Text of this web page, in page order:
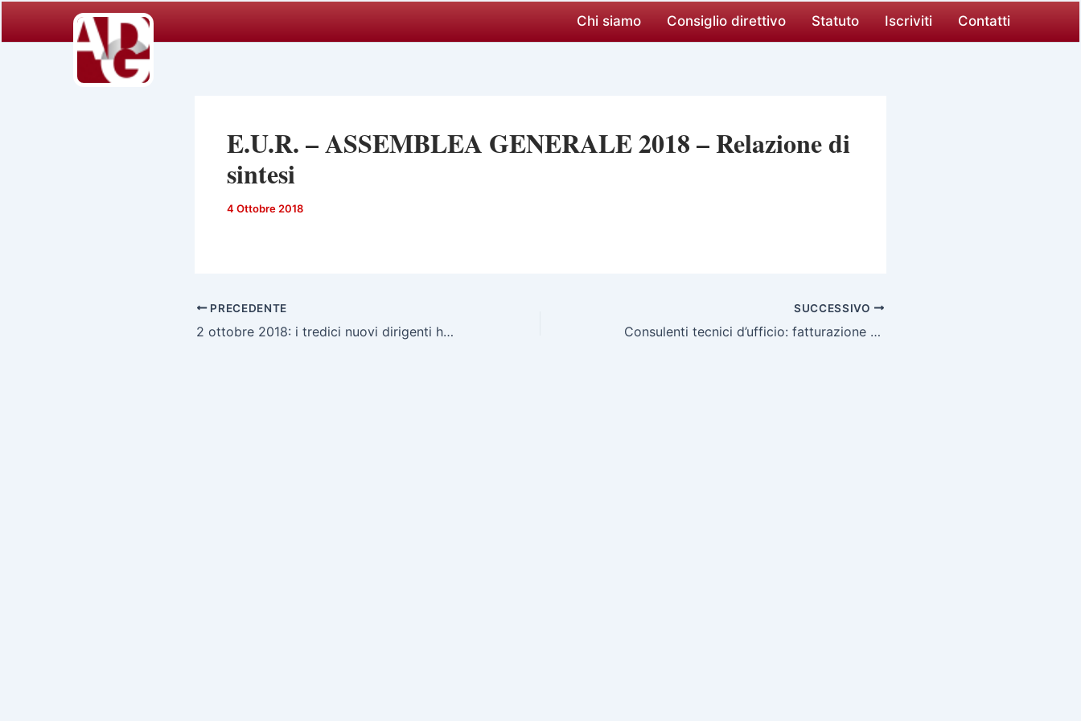
Chi siamo Consiglio direttivo Statuto Iscriviti Contatti
E.U.R. – ASSEMBLEA GENERALE 2018 – Relazione di
sintesi
4 Ottobre 2018
PRECEDENTE
2 ottobre 2018: i tredici nuovi dirigenti hanno firmato il contratto
SUCCESSIVO
Consulenti tecnici d’ufficio: fatturazione e relativi adempimenti degli Uffici Giudiziari alla luce dei recenti indirizzi ministeriali